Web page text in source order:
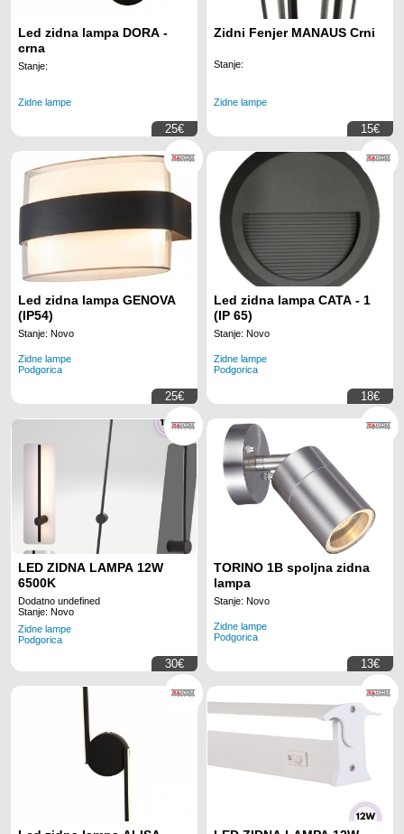
Led zidna lampa DORA -
crna
Stanje:
Zidne lampe
25€
Zidni Fenjer MANAUS Crni
Stanje:
Zidne lampe
15€
Led zidna lampa GENOVA
(IP54)
Stanje: Novo
Zidne lampe
Podgorica
25€
Led zidna lampa CATA - 1
(IP 65)
Stanje: Novo
Zidne lampe
Podgorica
18€
LED ZIDNA LAMPA 12W
6500K
Dodatno undefined
Stanje: Novo
Zidne lampe
Podgorica
30€
TORINO 1B spoljna zidna
lampa
Stanje: Novo
Zidne lampe
Podgorica
13€